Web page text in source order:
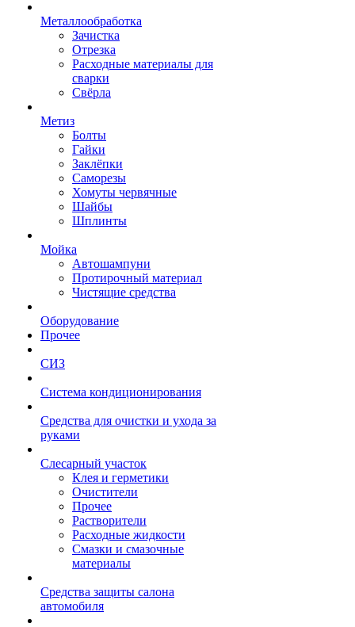
Металлообработка
Зачистка
Отрезка
Расходные материалы для
сварки
Свёрла
Метиз
Болты
Гайки
Заклёпки
Саморезы
Хомуты червячные
Шайбы
Шплинты
Мойка
Автошампуни
Протирочный материал
Чистящие средства
Оборудование
Прочее
СИЗ
Система кондиционирования
Средства для очистки и ухода за
руками
Слесарный участок
Клея и герметики
Очистители
Прочее
Растворители
Расходные жидкости
Смазки и смазочные
материалы
Средства защиты салона
автомобиля